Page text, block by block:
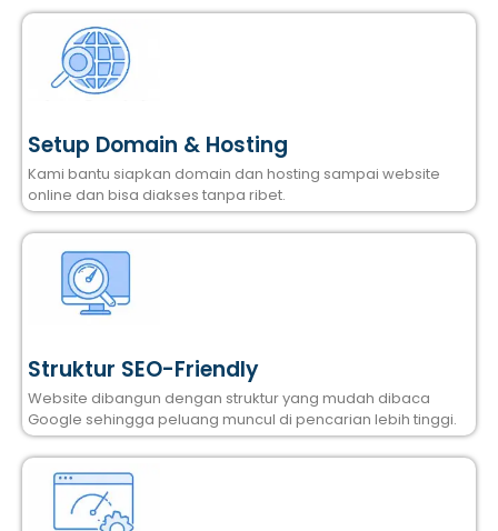
Setup Domain & Hosting
Kami bantu siapkan domain dan hosting sampai website
online dan bisa diakses tanpa ribet.
Struktur SEO-Friendly
Website dibangun dengan struktur yang mudah dibaca
Google sehingga peluang muncul di pencarian lebih tinggi.